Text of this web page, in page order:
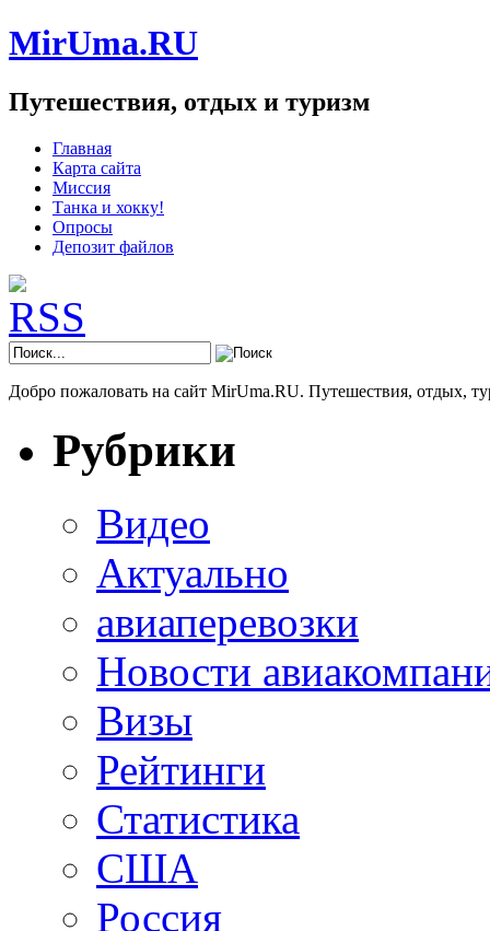
MirUma.RU
Путешествия, отдых и туризм
Главная
Карта сайта
Миссия
Танка и хокку!
Опросы
Депозит файлов
Добро пожаловать на сайт MirUma.RU. Путешествия, отдых,
Рубрики
Видео
Актуально
авиаперевозки
Новости
Визы
Рейтинги
Статистика
США
Россия